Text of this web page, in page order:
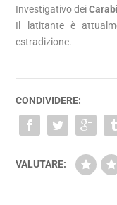
Investigativo dei
Il latitante è
estradizione.
CONDIVIDERE:
VALUTARE: